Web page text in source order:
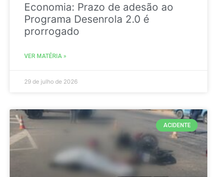
Economia: Prazo de adesão ao
Programa Desenrola 2.0 é
prorrogado
VER MATÉRIA »
29 de julho de 2026
ACIDENTE